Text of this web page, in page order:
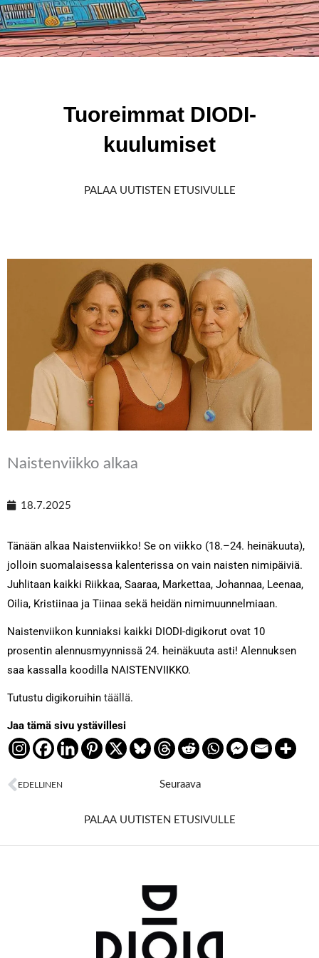
Tuoreimmat DIODI-
kuulumiset
PALAA UUTISTEN ETUSIVULLE
Naistenviikko alkaa
18.7.2025
Tänään alkaa Naistenviikko! Se on viikko (18.–24. heinäkuuta),
jolloin suomalaisessa kalenterissa on vain naisten nimipäiviä.
Juhlitaan kaikki Riikkaa, Saaraa, Markettaa, Johannaa, Leenaa,
Oilia, Kristiinaa ja Tiinaa sekä heidän nimimuunnelmiaan.
Naistenviikon kunniaksi kaikki DIODI-digikorut ovat 10
prosentin alennusmyynnissä 24. heinäkuuta asti! Alennuksen
saa kassalla koodilla NAISTENVIIKKO.
Tutustu digikoruihin täällä.
Jaa tämä sivu ystävillesi
Prev
EDELLINEN SeuraavaNext
PALAA UUTISTEN ETUSIVULLE